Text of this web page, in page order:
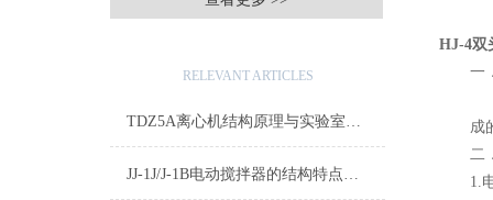
RELEVANT ARTICLES
TDZ5A离心机结构原理与实验室常规应用详解
JJ-1J/J-1B电动搅拌器的结构特点与实验室搅拌应用
HJ-4双
一
成
二
1.